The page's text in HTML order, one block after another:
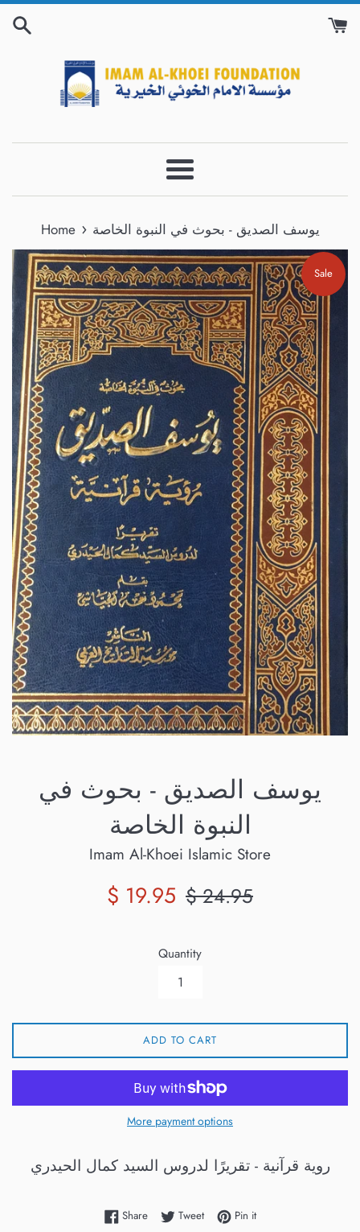
Skip
Menu
Home › يوسف الصديق - بحوث في النبوة الخاصة
Sale
يوسف الصديق - بحوث في
النبوة الخاصة
Imam Al-Khoei Islamic Store
Sale
$ 19.95 Regular
$ 24.95
Quantity
ADD TO CART
More payment options
روية قرآنية - تقريرًا لدروس السيد كمال الحيدري
ShareShare on Facebook
TweetTweet on Twitter
Pin itPin on Pinterest